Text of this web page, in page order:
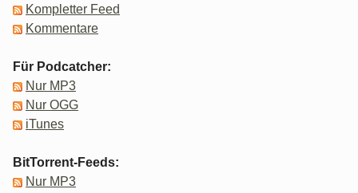
Kompletter Feed
Kommentare
Für Podcatcher:
Nur MP3
Nur OGG
iTunes
BitTorrent-Feeds:
Nur MP3